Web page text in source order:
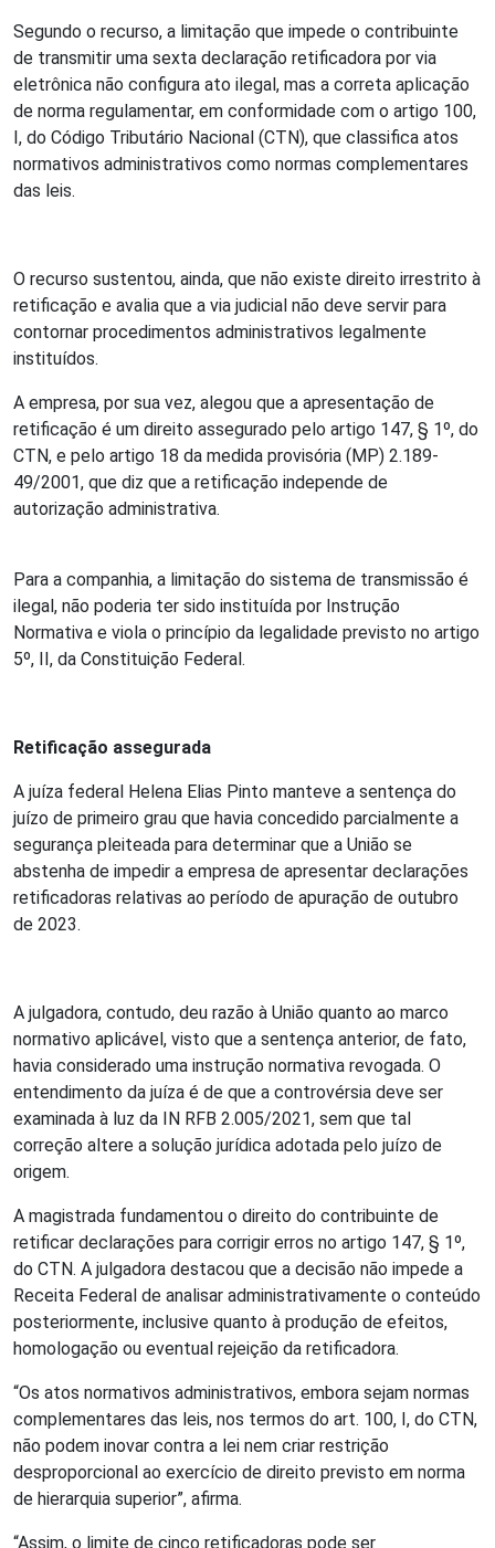
Segundo o recurso, a limitação que impede o contribuinte
de transmitir uma sexta declaração retificadora por via
eletrônica não configura ato ilegal, mas a correta aplicação
de norma regulamentar, em conformidade com o artigo 100,
I, do Código Tributário Nacional (CTN), que classifica atos
normativos administrativos como normas complementares
das leis.
O recurso sustentou, ainda, que não existe direito irrestrito à
retificação e avalia que a via judicial não deve servir para
contornar procedimentos administrativos legalmente
instituídos.
A empresa, por sua vez, alegou que a apresentação de
retificação é um direito assegurado pelo artigo 147, § 1º, do
CTN, e pelo artigo 18 da medida provisória (MP) 2.189-
49/2001, que diz que a retificação independe de
autorização administrativa.
Para a companhia, a limitação do sistema de transmissão é
ilegal, não poderia ter sido instituída por Instrução
Normativa e viola o princípio da legalidade previsto no artigo
5º, II, da Constituição Federal.
Retificação assegurada
A juíza federal Helena Elias Pinto manteve a sentença do
juízo de primeiro grau que havia concedido parcialmente a
segurança pleiteada para determinar que a União se
abstenha de impedir a empresa de apresentar declarações
retificadoras relativas ao período de apuração de outubro
de 2023.
A julgadora, contudo, deu razão à União quanto ao marco
normativo aplicável, visto que a sentença anterior, de fato,
havia considerado uma instrução normativa revogada. O
entendimento da juíza é de que a controvérsia deve ser
examinada à luz da IN RFB 2.005/2021, sem que tal
correção altere a solução jurídica adotada pelo juízo de
origem.
A magistrada fundamentou o direito do contribuinte de
retificar declarações para corrigir erros no artigo 147, § 1º,
do CTN. A julgadora destacou que a decisão não impede a
Receita Federal de analisar administrativamente o conteúdo
posteriormente, inclusive quanto à produção de efeitos,
homologação ou eventual rejeição da retificadora.
“Os atos normativos administrativos, embora sejam normas
complementares das leis, nos termos do art. 100, I, do CTN,
não podem inovar contra a lei nem criar restrição
desproporcional ao exercício de direito previsto em norma
de hierarquia superior”, afirma.
“Assim, o limite de cinco retificadoras pode ser